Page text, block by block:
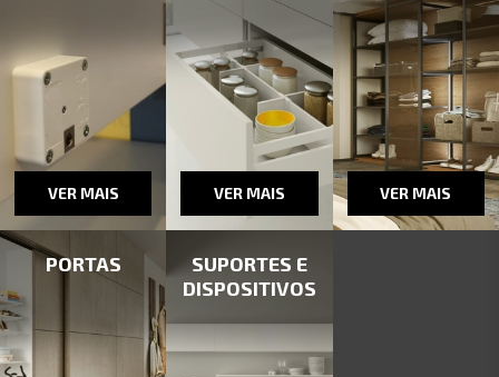
VER MAIS VER MAIS VER MAIS
PORTAS
SUPORTES E
DISPOSITIVOS